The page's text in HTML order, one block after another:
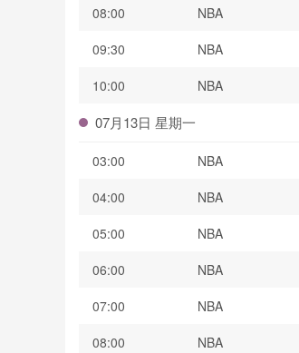
08:00
NBA
09:30
NBA
10:00
NBA
07月13日 星期一
03:00 NBA
04:00
NBA
05:00
NBA
06:00
NBA
07:00
NBA
08:00
NBA